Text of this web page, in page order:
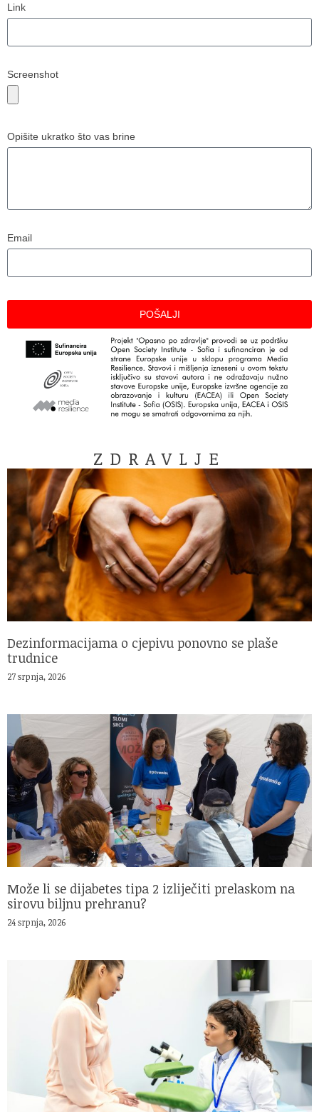
Link
Screenshot
Opišite ukratko što vas brine
Email
POŠALJI
ZDRAVLJE
Dezinformacijama o cjepivu ponovno se plaše
trudnice
27 srpnja, 2026
Može li se dijabetes tipa 2 izliječiti prelaskom na
sirovu biljnu prehranu?
24 srpnja, 2026